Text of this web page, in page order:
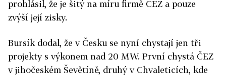
prohlásil, že je šitý na míru firmě ČEZ a pouze
zvýší její zisky.
Bursík dodal, že v Česku se nyní chystají jen tři
projekty s výkonem nad 20 MW. První chystá ČEZ
v jihočeském Ševětíně, druhý v Chvaleticích, kde